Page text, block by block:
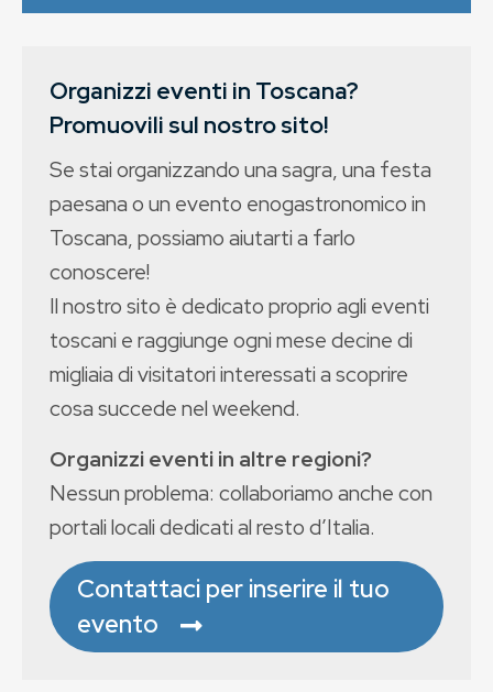
Organizzi eventi in Toscana?
Promuovili sul nostro sito!
Se stai organizzando una sagra, una festa
paesana o un evento enogastronomico in
Toscana, possiamo aiutarti a farlo
conoscere!
Il nostro sito è dedicato proprio agli eventi
toscani e raggiunge ogni mese decine di
migliaia di visitatori interessati a scoprire
cosa succede nel weekend.
Organizzi eventi in altre regioni?
Nessun problema: collaboriamo anche con
portali locali dedicati al resto d’Italia.
Contattaci per inserire il tuo
evento